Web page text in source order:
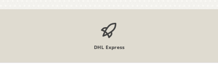
DHL Express